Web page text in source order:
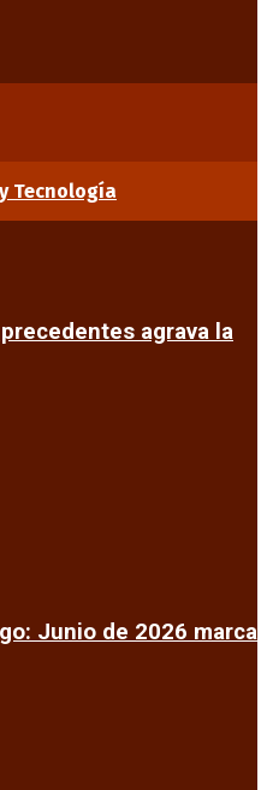
Tecnología
agrava la
Junio de 2026 marca